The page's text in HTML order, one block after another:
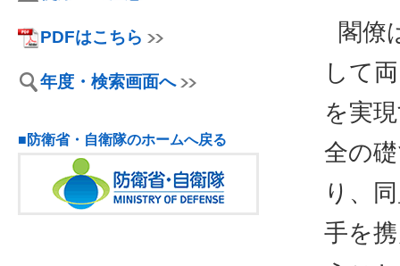
PDFはこちら
年度・検索画面へ
■防衛省・自衛隊のホームへ戻る
閣僚
して
を実
全の
り、
手を